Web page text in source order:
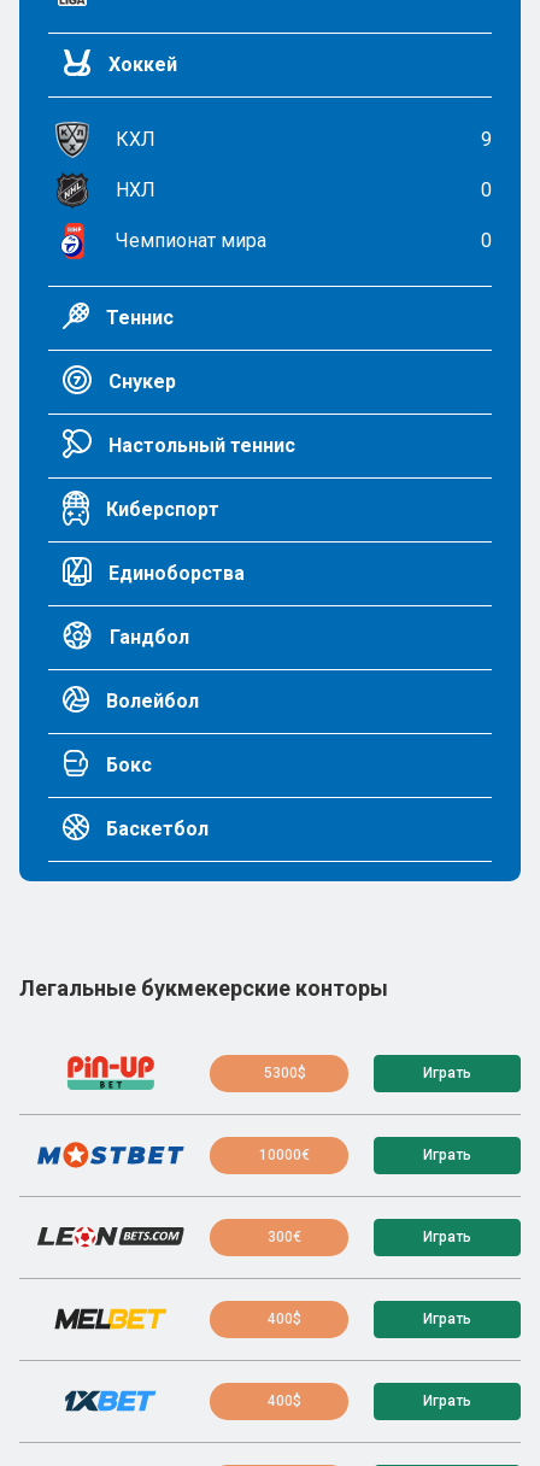
Хоккей
КХЛ 9
НХЛ 0
Чемпионат мира 0
Теннис
Снукер
Настольный теннис
Киберспорт
Единоборства
Гандбол
Волейбол
Бокс
Баскетбол
Легальные букмекерские конторы
5300$ Играть
10000€ Играть
300€ Играть
400$ Играть
400$ Играть